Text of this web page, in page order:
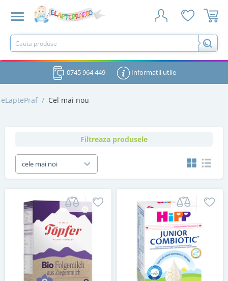
0745 964 449 Informatii utile
eLaptePraf / Cel mai nou
Filtreaza produsele
cele mai noi